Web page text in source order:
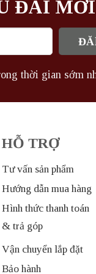
ĐÃI
thời gian sớm
HỖ TRỢ
Tư vấn sản phẩm
Hướng dẫn mua hàng
Hình thức thanh toán
& trả góp
Vận chuyển lắp đặt
Bảo hành